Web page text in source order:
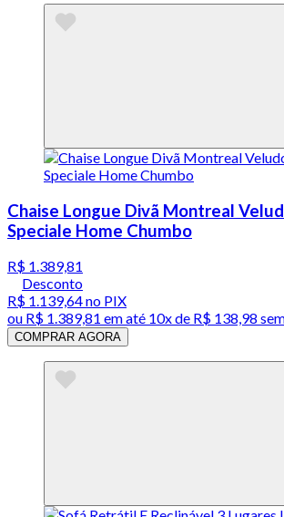
Chaise Longue Divã Montreal
Speciale Home Chumbo
R$ 1.389,81
Desconto
R$ 1.139,64no PIX
ou R$ 1.389,81 em até 10x de R$ 138,98
COMPRAR AGORA